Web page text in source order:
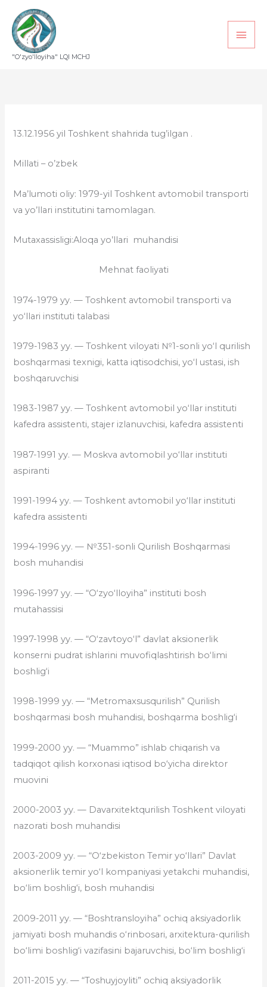
Перейти
содержимому
"O'zyo'lloyiha" LQI MCHJ
13.12.1956 yil Toshkent shahrida tug’ilgan .
Millati – o’zbek
Ma’lumoti oliy: 1979-yil Toshkent avtomobil transporti
va yo’llari institutini tamomlagan.
Mutaxassisligi:Aloqa yo’llari muhandisi
Mehnat faoliyati
1974-1979 yy. — Toshkent avtomobil transporti va
yo‘llari instituti talabasi
1979-1983 yy. — Toshkent viloyati №1-sonli yo‘l qurilish
boshqarmasi texnigi, katta iqtisodchisi, yo‘l ustasi, ish
boshqaruvchisi
1983-1987 yy. — Toshkent avtomobil yo‘llar instituti
kafedra assistenti, stajer izlanuvchisi, kafedra assistenti
1987-1991 yy. — Moskva avtomobil yo‘llar instituti
aspiranti
1991-1994 yy. — Toshkent avtomobil yo‘llar instituti
kafedra assistenti
1994-1996 yy. — №351-sonli Qurilish Boshqarmasi
bosh muhandisi
1996-1997 yy. — “O‘zyo‘lloyiha” instituti bosh
mutahassisi
1997-1998 yy. — “O‘zavtoyo‘l” davlat aksionerlik
konserni pudrat ishlarini muvofiqlashtirish bo‘limi
boshlig‘i
1998-1999 yy. — “Metromaxsusqurilish” Qurilish
boshqarmasi bosh muhandisi, boshqarma boshlig‘i
1999-2000 yy. — “Muammo” ishlab chiqarish va
tadqiqot qilish korxonasi iqtisod bo‘yicha direktor
muovini
2000-2003 yy. — Davarxitektqurilish Toshkent viloyati
nazorati bosh muhandisi
2003-2009 yy. — “O‘zbekiston Temir yo‘llari” Davlat
aksionerlik temir yo‘l kompaniyasi yetakchi muhandisi,
bo‘lim boshlig‘i, bosh muhandisi
2009-2011 yy. — “Boshtransloyiha” ochiq aksiyadorlik
jamiyati bosh muhandis o‘rinbosari, arxitektura-qurilish
bo‘limi boshlig‘i vazifasini bajaruvchisi, bo‘lim boshlig‘i
2011-2015 yy. — “Toshuyjoyliti” ochiq aksiyadorlik